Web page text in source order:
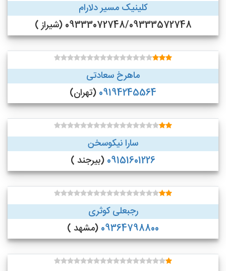
کلینیک مسیر دلارام
09333072748/09333572748 (شیراز )
ماهرخ سعادتی
09194245564 (تهران)
سارا نیکوسخن
09151601226 (بیرجند )
رجبعلی کوثری
09364798800 (مشهد )